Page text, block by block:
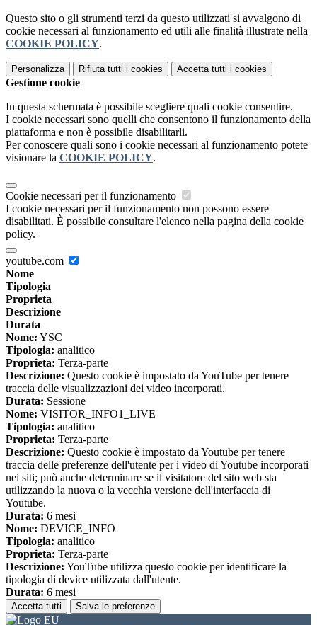
Questo sito o gli strumenti terzi da questo utilizzati si avvalgono di
cookie necessari al funzionamento ed utili alle finalità illustrate nella
COOKIE POLICY.
Personalizza Rifiuta tutti i cookies Accetta tutti i cookies
Gestione cookie
In questa schermata è possibile scegliere quali cookie consentire.
I cookie necessari sono quelli che consentono il funzionamento della
piattaforma e non è possibile disabilitarli.
Per conoscere quali sono i cookie necessari al funzionamento potete
visionare la COOKIE POLICY.
Cookie necessari per il funzionamento
I cookie necessari per il funzionamento non possono essere
disabilitati. È possibile consultare l'elenco nella pagina della cookie
policy.
youtube.com
Nome
Tipologia
Proprieta
Descrizione
Durata
Nome: YSC
Tipologia: analitico
Proprieta: Terza-parte
Descrizione: Questo cookie è impostato da YouTube per tenere
traccia delle visualizzazioni dei video incorporati.
Durata: Sessione
Nome: VISITOR_INFO1_LIVE
Tipologia: analitico
Proprieta: Terza-parte
Descrizione: Questo cookie è impostato da Youtube per tenere
traccia delle preferenze dell'utente per i video di Youtube incorporati
nei siti; può anche determinare se il visitatore del sito web sta
utilizzando la nuova o la vecchia versione dell'interfaccia di
Youtube.
Durata: 6 mesi
Nome: DEVICE_INFO
Tipologia: analitico
Proprieta: Terza-parte
Descrizione: YouTube utilizza questo cookie per identificare la
tipologia di device utilizzata dall'utente.
Durata: 6 mesi
Accetta tutti Salva le preferenze